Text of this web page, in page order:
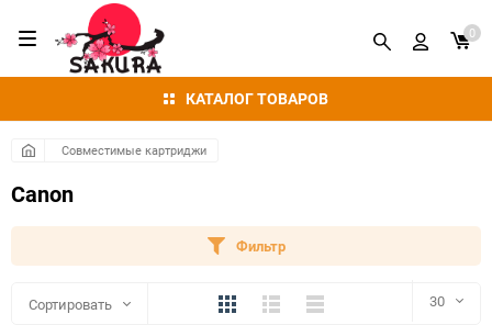
КАТАЛОГ ТОВАРОВ
0
Совместимые картриджи
Canon
Фильтр
Сортировать ПлиткаПодробноКомпактно 30